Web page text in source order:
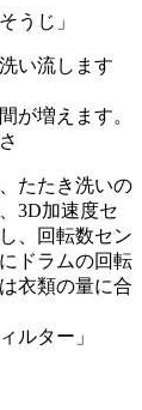
うじ」
い流します
が増えます。
たたき洗いの
3D加速度セ
、回転数セン
ドラムの回転
衣類の量に合
ルター」